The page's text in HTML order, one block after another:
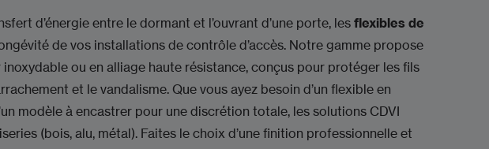
d’énergie entre le dormant et l’ouvrant d’une porte, lesflexibles de
de vos installations de contrôle d’accès. Notre gamme propose
ou en alliage haute résistance, conçus pour protéger les fils
et le vandalisme. Que vous ayez besoin d’un flexible en
modèle à encastrer pour une discrétion totale, les solutions CDVI
(bois, alu, métal). Faites le choix d’une finition professionnelle et